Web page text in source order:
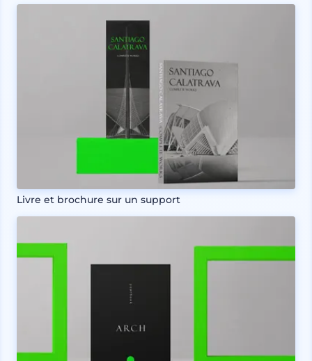
Livre et brochure sur un support